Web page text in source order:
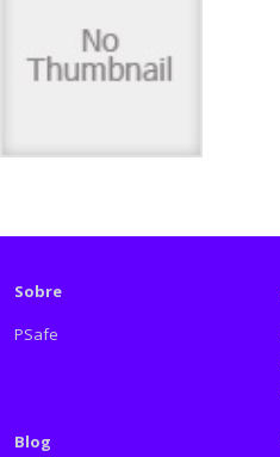
Sobre
PSafe
Blog